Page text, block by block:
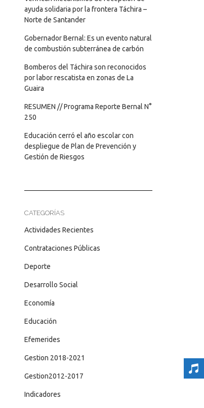
ayuda solidaria por la frontera Táchira –
Norte de Santander
Gobernador Bernal: Es un evento natural
de combustión subterránea de carbón
Bomberos del Táchira son reconocidos
por labor rescatista en zonas de La
Guaira
RESUMEN // Programa Reporte Bernal N°
250
Educación cerró el año escolar con
despliegue de Plan de Prevención y
Gestión de Riesgos
CATEGORÍAS
Actividades Recientes
Contrataciones Públicas
Deporte
Desarrollo Social
Economía
Educación
Efemerides
Gestion 2018-2021
Gestion2012-2017
Indicadores